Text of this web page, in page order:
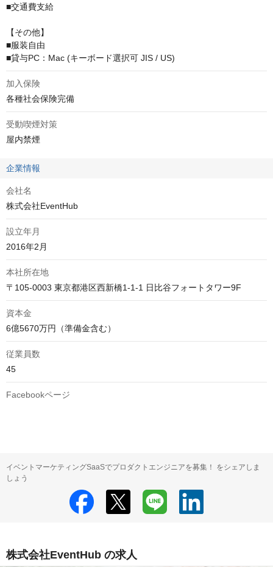
■交通費支給
【その他】
■服装自由
■貸与PC：Mac (キーボード選択可 JIS / US)
加入保険
各種社会保険完備
受動喫煙対策
屋内禁煙
企業情報
会社名
株式会社EventHub
設立年月
2016年2月
本社所在地
〒105-0003 東京都港区西新橋1-1-1 日比谷フォートタワー9F
資本金
6億5670万円（準備金含む）
従業員数
45
Facebookページ
イベントマーケティングSaaSでプロダクトエンジニアを募集！ をシェアしま
しょう
株式会社EventHub の求人